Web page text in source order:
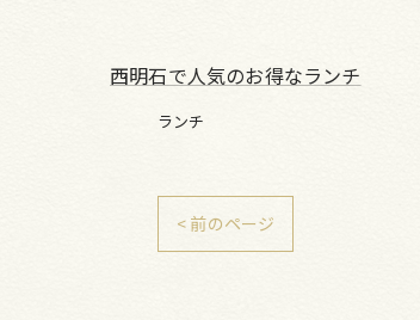
西明石で人気のお得なランチ
ランチ
< 前のページ